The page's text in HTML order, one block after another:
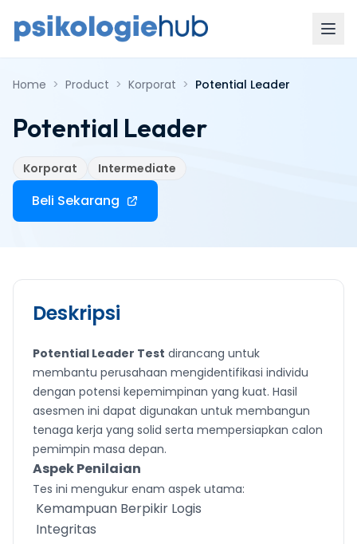
Home > Product > Korporat > Potential Leader
Potential Leader
Korporat Intermediate
Beli Sekarang
Deskripsi
Potential Leader Test dirancang untuk
membantu perusahaan mengidentifikasi individu
dengan potensi kepemimpinan yang kuat. Hasil
asesmen ini dapat digunakan untuk membangun
tenaga kerja yang solid serta mempersiapkan calon
pemimpin masa depan.
Aspek Penilaian
Tes ini mengukur enam aspek utama:
Kemampuan Berpikir Logis
Integritas